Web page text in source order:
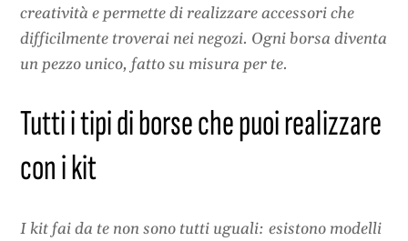
creatività e permette di realizzare accessori che
difficilmente troverai nei negozi. Ogni borsa diventa
un pezzo unico, fatto su misura per te.
Tutti i tipi di borse che puoi realizzare
con i kit
I kit fai da te non sono tutti uguali: esistono modelli